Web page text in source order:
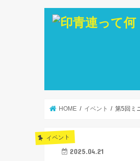
HOME イベント 第5回ミ
イベント
2025.04.21